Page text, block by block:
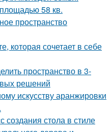
58 кв.
пространство
которая сочетает в себе
пространство в 3-
решений
искусству аранжировки
стола в стиле